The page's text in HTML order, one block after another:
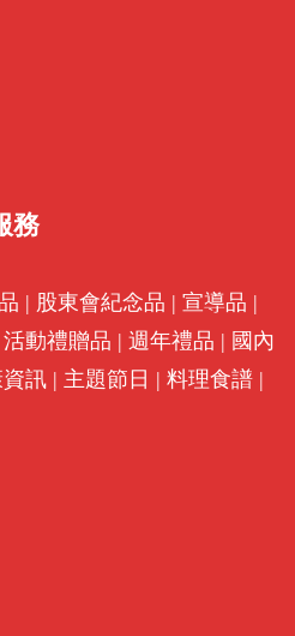
務
| 股東會紀念品 | 宣導品 |
活動禮贈品 | 週年禮品 | 國內
訊 | 主題節日 | 料理食譜 |